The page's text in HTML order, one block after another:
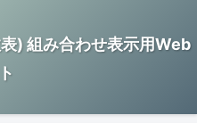
) 組み合わせ表示用Web